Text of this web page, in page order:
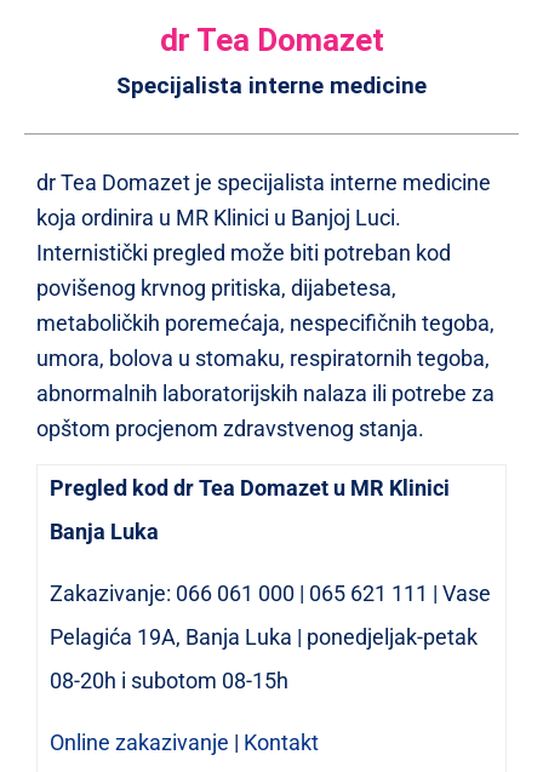
dr Tea Domazet
Specijalista interne medicine
dr Tea Domazet je specijalista interne medicine
koja ordinira u MR Klinici u Banjoj Luci.
Internistički pregled može biti potreban kod
povišenog krvnog pritiska, dijabetesa,
metaboličkih poremećaja, nespecifičnih tegoba,
umora, bolova u stomaku, respiratornih tegoba,
abnormalnih laboratorijskih nalaza ili potrebe za
opštom procjenom zdravstvenog stanja.
Pregled kod dr Tea Domazet u MR Klinici
Banja Luka
Zakazivanje: 066 061 000 | 065 621 111 | Vase
Pelagića 19A, Banja Luka | ponedjeljak-petak
08-20h i subotom 08-15h
Online zakazivanje | Kontakt